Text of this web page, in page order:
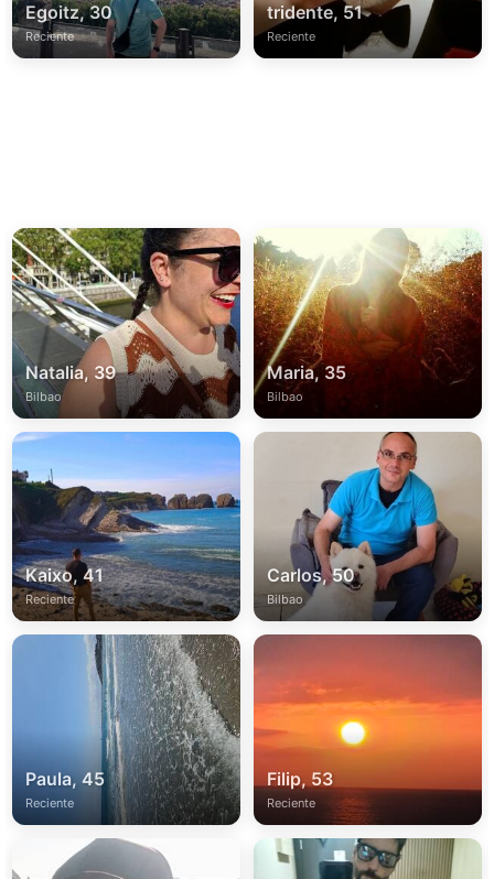
Egoitz, 30
Reciente
tridente, 51
Reciente
Natalia, 39
Bilbao
Maria, 35
Bilbao
Kaixo, 41
Reciente
Carlos, 50
Bilbao
Paula, 45
Reciente
Filip, 53
Reciente